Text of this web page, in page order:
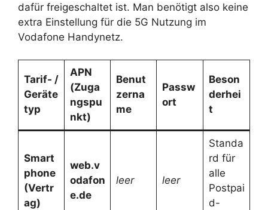
dafür freigeschaltet ist. Man benötigt also keine
extra Einstellung für die 5G Nutzung im
Vodafone Handynetz.
Tarif- /
Geräte
typ
APN
(Zuga
ngspu
nkt)
Benut
zerna
me
Passw
ort
Beson
derhei
t
Smart
phone
(Vertr
ag)
web.v
odafon
e.de
leer leer
Standa
rd für
alle
Postpai
d-